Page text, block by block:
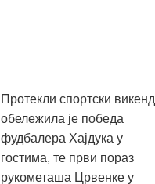
Протекли спортски викенд
обележила је победа
фудбалера Хајдука у
гостима, те први пораз
рукометаша Црвенке у